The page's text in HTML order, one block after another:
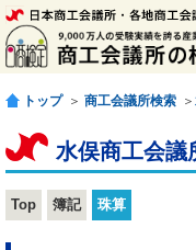
トップ ＞ 商工会議所検索 ＞
水俣商工会議
Top 簿記 珠算